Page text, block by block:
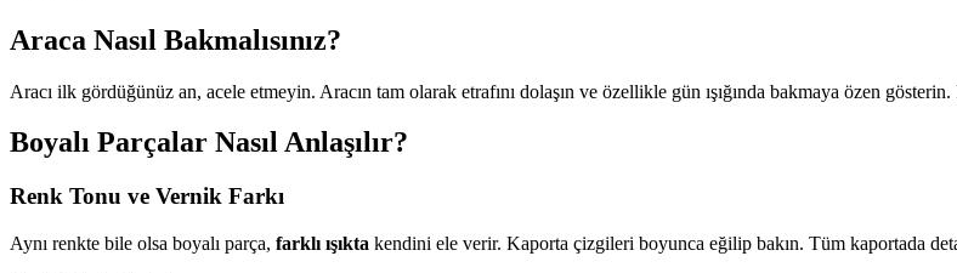
Araca Nasıl Bakmalısınız?
Aracı ilk gördüğünüz an, acele etmeyin. Aracın tam olarak etrafını dolaşın ve özellikle gün ışığında bakmaya özen
Boyalı Parçalar Nasıl Anlaşılır?
Renk Tonu ve Vernik Farkı
Aynı renkte bile olsa boyalı parça, farklı ışıkta kendini ele verir. Kaporta çizgileri boyunca eğilip bakın. Tüm kaportada